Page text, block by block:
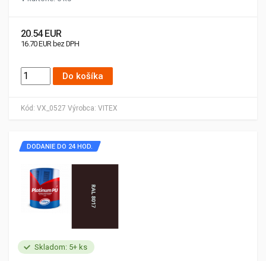
Kód: VX_0527 Výrobca: VITEX
20.54 EUR
16.70 EUR bez DPH
Do košíka
Skladom: 5+ ks
DODANIE DO 24 HOD.